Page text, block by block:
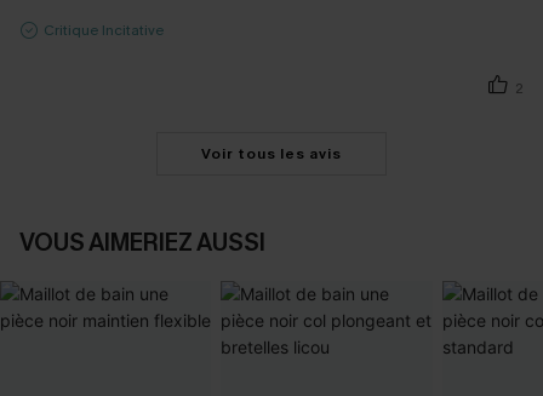
Critique Incitative
2
Voir tous les avis
VOUS AIMERIEZ AUSSI